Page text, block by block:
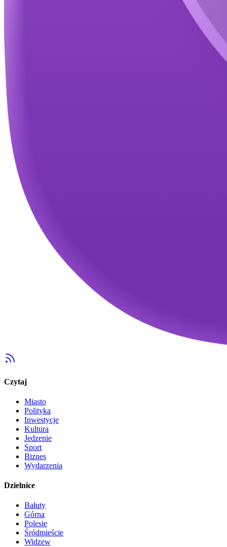
Czytaj
Miasto
Polityka
Inwestycje
Kultura
Jedzenie
Sport
Biznes
Wydarzenia
Dzielnice
Bałuty
Górna
Polesie
Śródmieście
Widzew